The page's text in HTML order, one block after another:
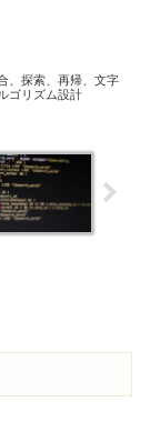
、探索、再帰、文字
ゴリズム設計